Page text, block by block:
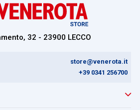
32 - 23900 LECCO
store@venerota.it
+39 0341 256700